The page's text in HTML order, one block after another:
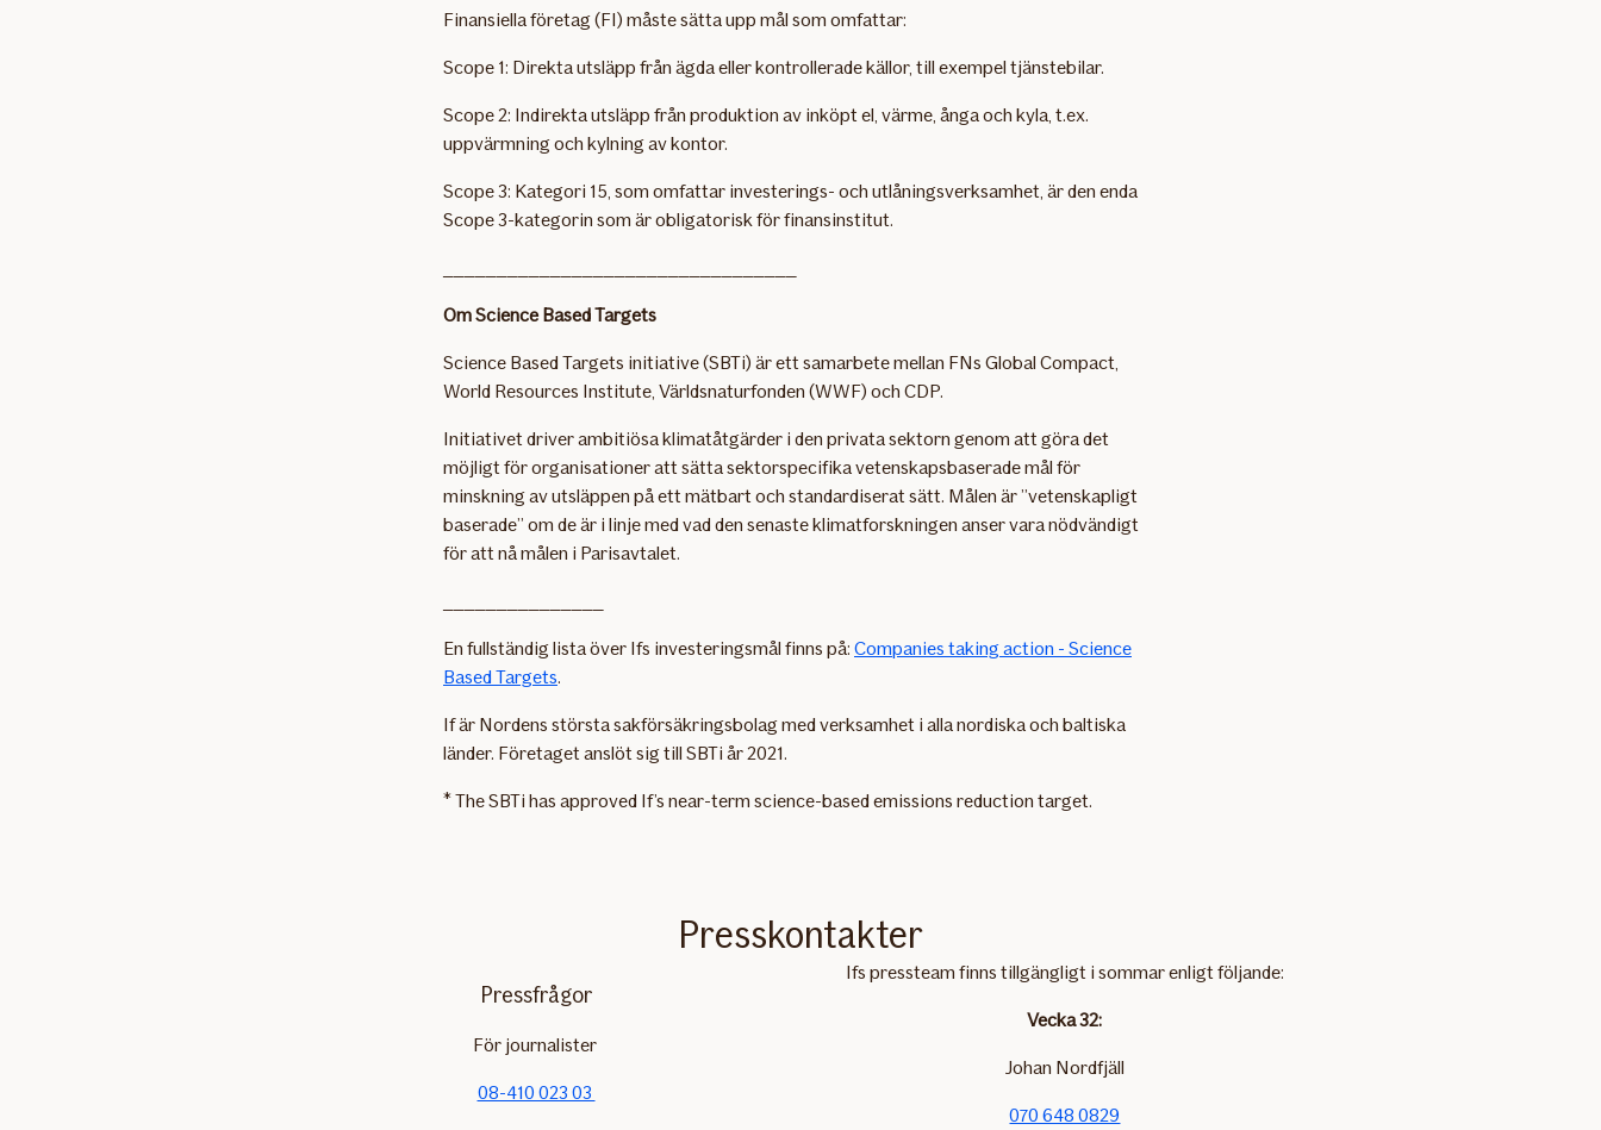
Finansiella företag (FI) måste sätta upp mål som omfattar:
Scope 1: Direkta utsläpp från ägda eller kontrollerade källor, till exempel tjänstebilar.
Scope 2: Indirekta utsläpp från produktion av inköpt el, värme, ånga och kyla, t.ex.
uppvärmning och kylning av kontor.
Scope 3: Kategori 15, som omfattar investerings- och utlåningsverksamhet, är den enda
Scope 3-kategorin som är obligatorisk för finansinstitut.
Om Science Based Targets
Science Based Targets initiative (SBTi) är ett samarbete mellan FNs Global Compact,
World Resources Institute, Världsnaturfonden (WWF) och CDP.
Initiativet driver ambitiösa klimatåtgärder i den privata sektorn genom att göra det
möjligt för organisationer att sätta sektorspecifika vetenskapsbaserade mål för
minskning av utsläppen på ett mätbart och standardiserat sätt. Målen är ”vetenskapligt
baserade” om de är i linje med vad den senaste klimatforskningen anser vara nödvändigt
för att nå målen i Parisavtalet.
En fullständig lista över Ifs investeringsmål finns på: Companies taking action - Science
Based Targets.
If är Nordens största sakförsäkringsbolag med verksamhet i alla nordiska och baltiska
länder. Företaget anslöt sig till SBTi år 2021.
* The SBTi has approved If’s near-term science-based emissions reduction target.
Presskontakter
Pressfrågor
För journalister
08-410 023 03
Ifs pressteam finns tillgängligt i sommar enligt följande:
Vecka 32:
Johan Nordfjäll
070 648 0829